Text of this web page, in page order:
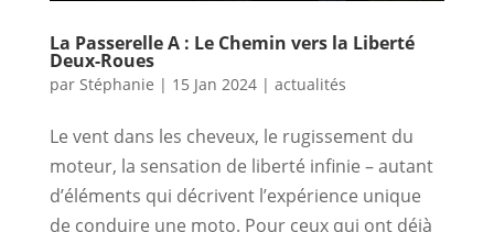
La Passerelle A : Le Chemin vers la Liberté
Deux-Roues
par Stéphanie | 15 Jan 2024| actualités
Le vent dans les cheveux, le rugissement du
moteur, la sensation de liberté infinie – autant
d’éléments qui décrivent l’expérience unique
de conduire une moto. Pour ceux qui ont déjà